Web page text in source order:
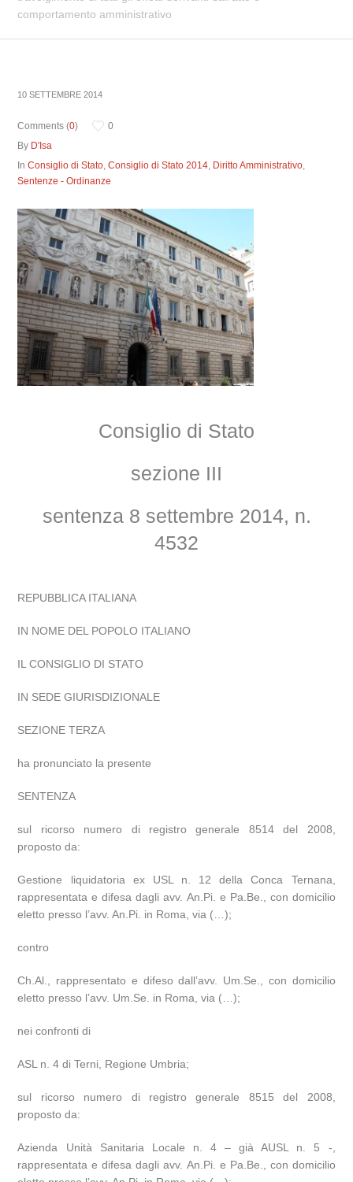
comportamento amministrativo
10 SETTEMBRE 2014
Comments (0)
0
By D'Isa
InConsiglio di Stato,Consiglio di Stato 2014, Diritto Amministrativo,
Sentenze - Ordinanze
Consiglio di Stato
sezione III
sentenza 8 settembre 2014, n.
4532
REPUBBLICA ITALIANA
IN NOME DEL POPOLO ITALIANO
IL CONSIGLIO DI STATO
IN SEDE GIURISDIZIONALE
SEZIONE TERZA
ha pronunciato la presente
SENTENZA
sul ricorso numero di registro generale 8514 del 2008,
proposto da:
Gestione liquidatoria ex USL n. 12 della Conca Ternana,
rappresentata e difesa dagli avv. An.Pi. e Pa.Be., con domicilio
eletto presso l’avv. An.Pi. in Roma, via (…);
contro
Ch.Al., rappresentato e difeso dall’avv. Um.Se., con domicilio
eletto presso l’avv. Um.Se. in Roma, via (…);
nei confronti di
ASL n. 4 di Terni, Regione Umbria;
sul ricorso numero di registro generale 8515 del 2008,
proposto da:
Azienda Unità Sanitaria Locale n. 4 – già AUSL n. 5 -,
rappresentata e difesa dagli avv. An.Pi. e Pa.Be., con domicilio